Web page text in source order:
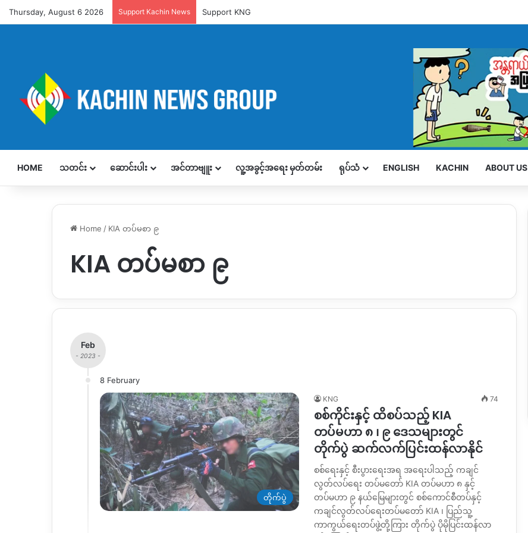
Thursday, August 6 2026 Support Kachin News Support KNG
HOME သတင်း ဆောင်းပါး အင်တာဗျူး လူ့အခွင့်အရေး မှတ်တမ်း ရုပ်သံ ENGLISH KACHIN ABOUT US
Home / KIA တပ်မစာ ၉
KIA တပ်မစာ ၉
Feb
- 2023 -
8 February
တိုက်ပွဲ
KNG 74
စစ်ကိုင်းနှင့် ထိစပ်သည့် KIA
တပ်မဟာ ၈ ၊ ၉ ဒေသများတွင်
တိုက်ပွဲ ဆက်လက်ပြင်းထန်လာနိုင်
စစ်ရေးနှင့် စီးပွားရေးအရ အရေးပါသည့် ကချင်
လွတ်လပ်ရေး တပ်မတော် KIA တပ်မဟာ ၈ နှင့်
တပ်မဟာ ၉ နယ်မြေများတွင် စစ်ကောင်စီတပ်နှင့်
ကချင်လွတ်လပ်ရေးတပ်မတော် KIA ၊ ပြည်သူ့
ကာကွယ်ရေးတပ်ဖွဲ့တို့ကြား တိုက်ပွဲ ပိုမိုပြင်းထန်လာ